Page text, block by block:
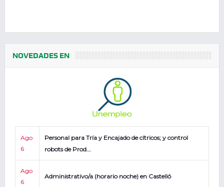
NOVEDADES EN
Ago
6
Personal para Tría y Encajado de cítricos; y control
robots de Prod...
Ago
6
Administrativo/a (horario noche) en Castelló